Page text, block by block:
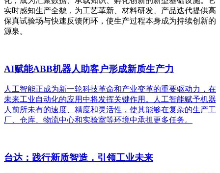
实时感知生产全貌，为工艺革新、材料研发、产品迭代提供高
保真试验场与快速反馈闭环，使生产过程本身成为持续创新的
源泉。
AI赋能ABB机器人助客户形成新质生产力
人工智能正成为新一轮科技革命和产业变革的重要驱动力，在
未来工业自动化的应用中将发挥关键作用。人工智能赋予机器
人前所未有的速度、精度和灵活性，使其能够在复杂的生产工
厂、仓库、物流中心和实验室等环境中承担更多任务。
台达：践行新质智造，引领工业未来